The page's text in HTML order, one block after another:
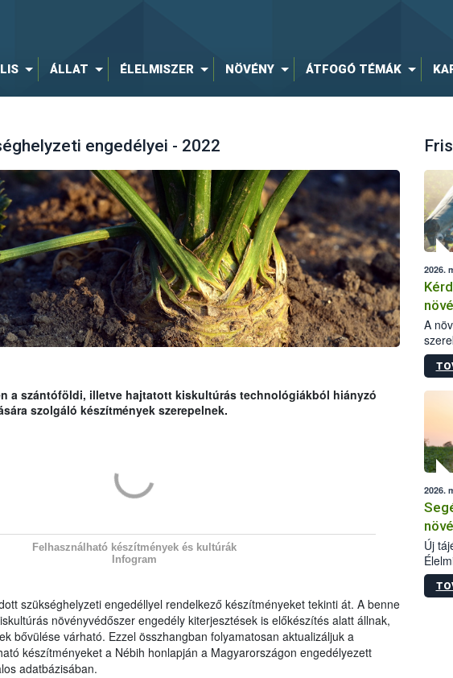
ÁLLAT ÉLELMISZER NÖVÉNY ÁTFOGÓ TÉMÁK
engedélyei - 2022
a szántóföldi, illetve hajtatott kiskultúrás technológiákból hiányzó
szolgáló készítmények szerepelnek.
Felhasználható készítmények és kultúrák
Infogram
szükséghelyzeti engedéllyel rendelkező készítményeket tekinti át. A benne
növényvédőszer engedély kiterjesztések is előkészítés alatt állnak,
bővülése várható. Ezzel összhangban folyamatosan aktualizáljuk a
készítményeket a Nébih honlapján a Magyarországon engedélyezett
adatbázisában.
2026.
A
kis
2026.
Új